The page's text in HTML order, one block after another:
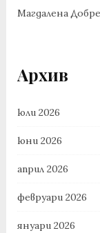
Магдалена
Архив
юли 2026
юни 2026
април 2026
февруари 2026
януари 2026